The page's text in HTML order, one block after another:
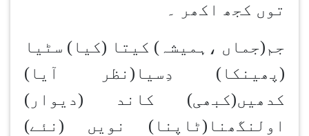
توں کجھ اکھر ۔
جم(جماں ،ہمیشہ) کیتا (کیا) سٹیا
(پھینکا) دِسیا(نظر آیا)
کدھیں(کبھی) کاند (دیوار)
اولنگھنا(ٹاپنا) نویں (نئے)